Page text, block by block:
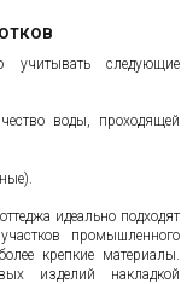
учитывать следующие
воды, проходящей
идеально подходят
промышленного
крепкие материалы.
изделий накладкой